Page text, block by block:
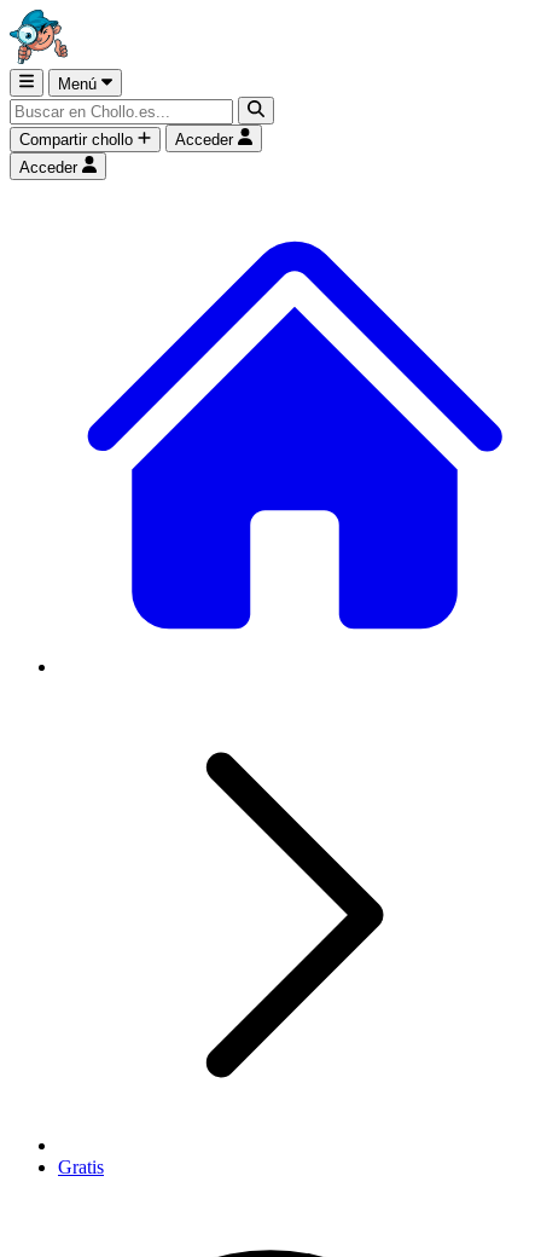
Menú
Compartir chollo
Acceder
Acceder
Gratis